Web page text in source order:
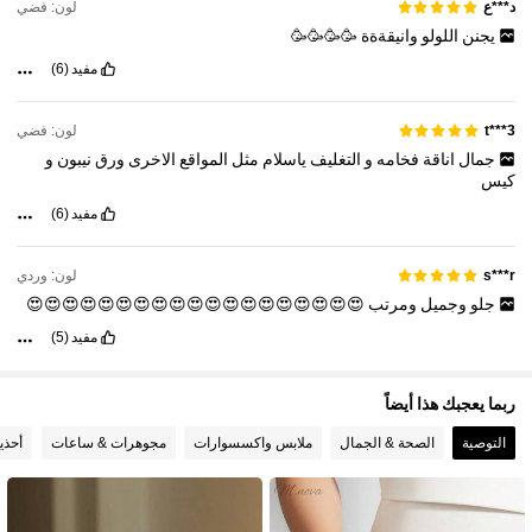
4.90 6.8K متابعون
د***ع لون: فضي
يجنن اللولو وانيقةةة 🥳🥳🥳🥳
مفيد(6)
t***3 لون: فضي
جمال اناقة فخامه و التغليف ياسلام مثل المواقع الاخرى ورق نيبون و
كيس
مفيد(6)
s***r لون: وردي
جلو وجميل ومرتب 😍😍😍😍😍😍😍😍😍😍😍😍😍😍😍😍😍😍😍
مفيد(5)
ربما يعجبك هذا أيضاً
التوصية الصحة & الجمال ملابس واكسسوارات مجوهرات & ساعات